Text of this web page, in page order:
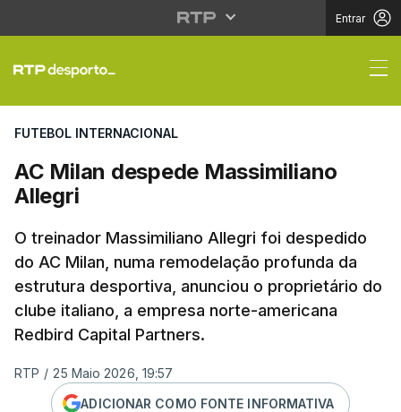
Entrar
AC Milan despede
FUTEBOL INTERNACIONAL
AC Milan despede Massimiliano
Allegri
O treinador Massimiliano Allegri foi despedido
do AC Milan, numa remodelação profunda da
estrutura desportiva, anunciou o proprietário do
clube italiano, a empresa norte-americana
Redbird Capital Partners.
RTP / 25 Maio 2026, 19:57
ADICIONAR COMO FONTE INFORMATIVA